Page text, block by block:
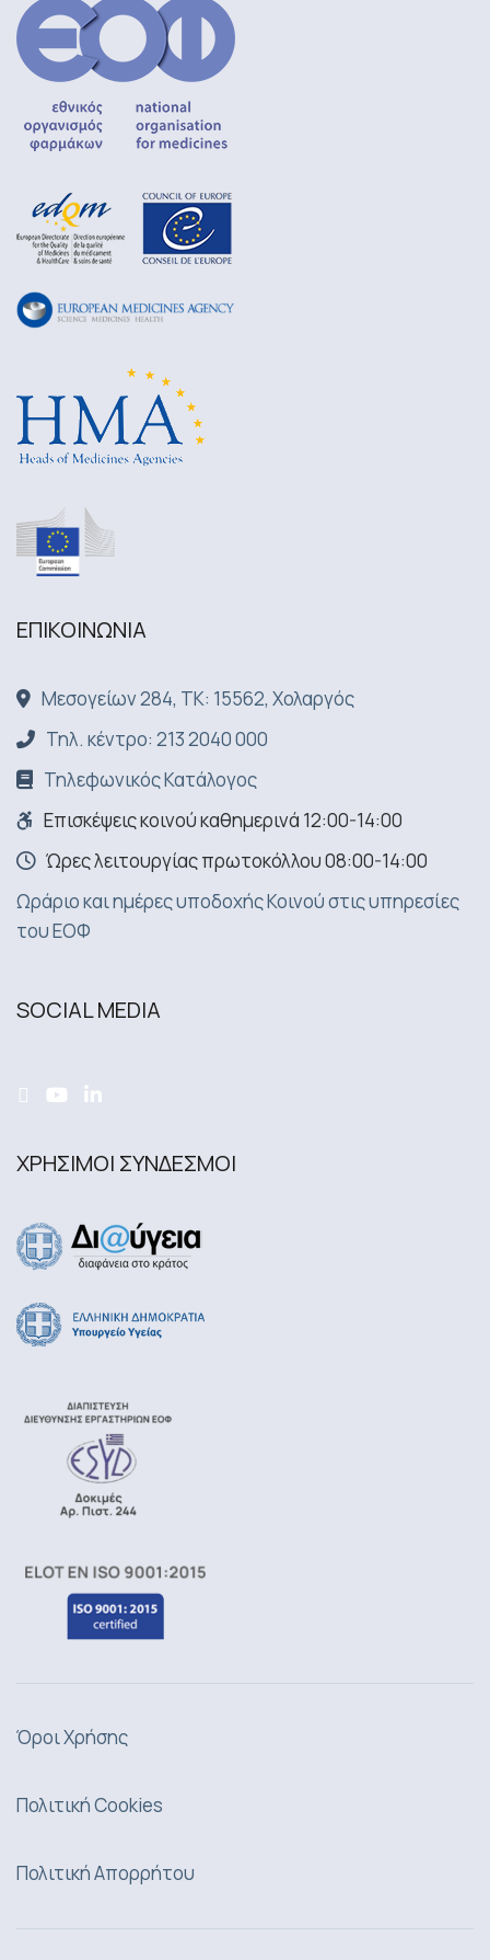
ΕΠΙΚΟΙΝΩΝΙA
Μεσογείων 284, ΤΚ: 15562, Χολαργός
Τηλ. κέντρο: 213 2040 000
Τηλεφωνικός Κατάλογος
Επισκέψεις κοινού καθημερινά 12:00-14:00
Ώρες λειτουργίας πρωτοκόλλου 08:00-14:00
Ωράριο και ημέρες υποδοχής Κοινού στις υπηρεσίες
του ΕΟΦ
SOCIAL MEDIA
ΧΡΗΣΙΜΟΙ ΣΥΝΔΕΣΜΟΙ
Όροι Χρήσης
Πολιτική Cookies
Πολιτική Απορρήτου